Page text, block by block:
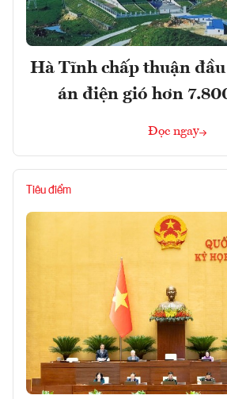
Hà Tĩnh chấp thuận
án điện gió hơn
Đọc ngay
Tiêu điểm